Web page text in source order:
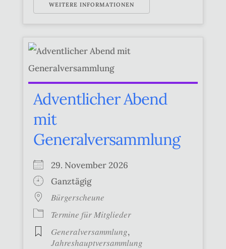
WEITERE INFORMATIONEN
Adventlicher Abend
mit
Generalversammlung
29. November 2026
Ganztägig
Bürgerscheune
Termine für Mitglieder
Generalversammlung,
Jahreshauptversammlung